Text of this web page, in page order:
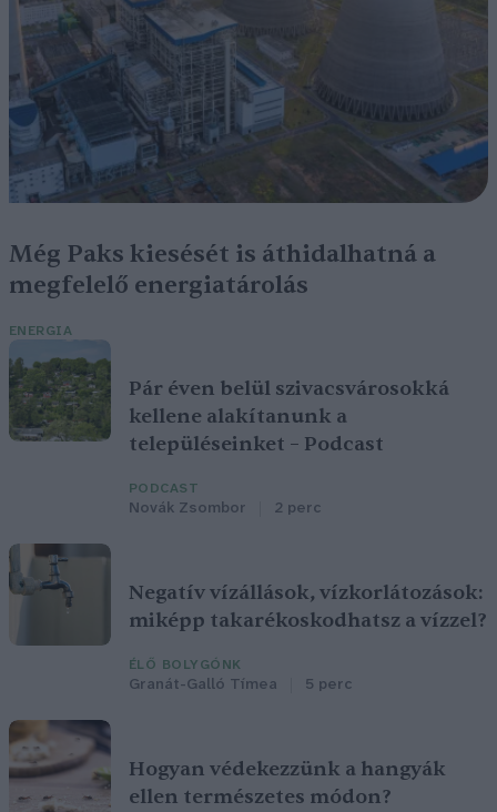
Még Paks kiesését is áthidalhatná a
megfelelő energiatárolás
ENERGIA
Pár éven belül szivacsvárosokká
kellene alakítanunk a
településeinket – Podcast
PODCAST
Novák Zsombor 2 perc
Negatív vízállások, vízkorlátozások:
miképp takarékoskodhatsz a vízzel?
ÉLŐ BOLYGÓNK
Granát-Galló Tímea 5 perc
Hogyan védekezzünk a hangyák
ellen természetes módon?